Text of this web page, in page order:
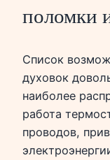
поломки
Список
духовок
наиболее
работа
проводов,